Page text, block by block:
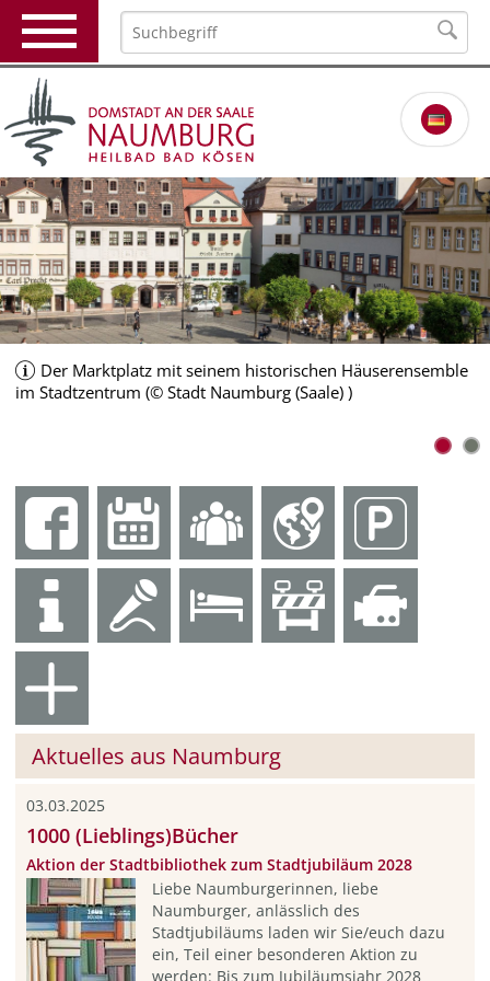
Der Marktplatz mit seinem historischen Häuserensemble
im Stadtzentrum (© Stadt Naumburg (Saale) )
Aktuelles aus Naumburg
03.03.2025
1000 (Lieblings)Bücher
Aktion der Stadtbibliothek zum Stadtjubiläum 2028
Liebe Naumburgerinnen, liebe
Naumburger, anlässlich des
Stadtjubiläums laden wir Sie/euch dazu
ein, Teil einer besonderen Aktion zu
werden: Bis zum Jubiläumsjahr 2028